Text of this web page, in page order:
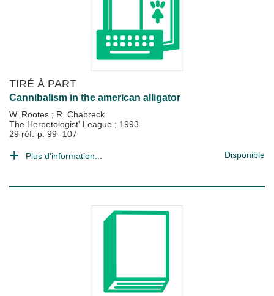
TIRÉ À PART
Cannibalism in the american alligator
W. Rootes ; R. Chabreck
The Herpetologist' League ; 1993
29 réf.-p. 99 -107
Plus d'information... Disponible